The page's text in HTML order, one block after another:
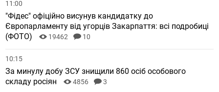
11:00
"Фідес" офіційно висунув кандидатку до
Європарламенту від угорців Закарпаття: всі подробиці
(ФОТО)
19462 10
10:15
За минулу добу ЗСУ знищили 860 осіб особового
складу росіян
4856 3